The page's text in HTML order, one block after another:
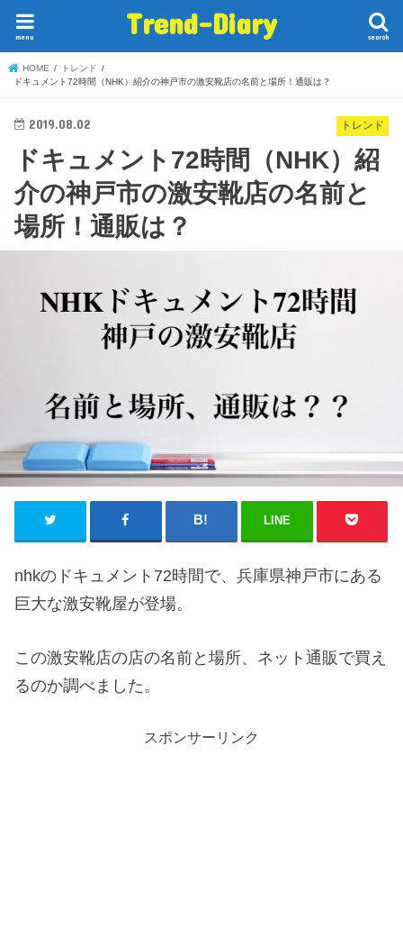
Trend-Diary search
menu
HOME
トレンド
ドキュメント72時間（NHK）紹介の神戸市の激安靴店の名前と場所！通販は？
トレンド
2019.08.02
ドキュメント72時間（NHK）紹
介の神戸市の激安靴店の名前と
場所！通販は？
LINE
nhkのドキュメント72時間で、兵庫県神戸市にある
巨大な激安靴屋が登場。
この激安靴店の店の名前と場所、ネット通販で買え
るのか調べました。
スポンサーリンク